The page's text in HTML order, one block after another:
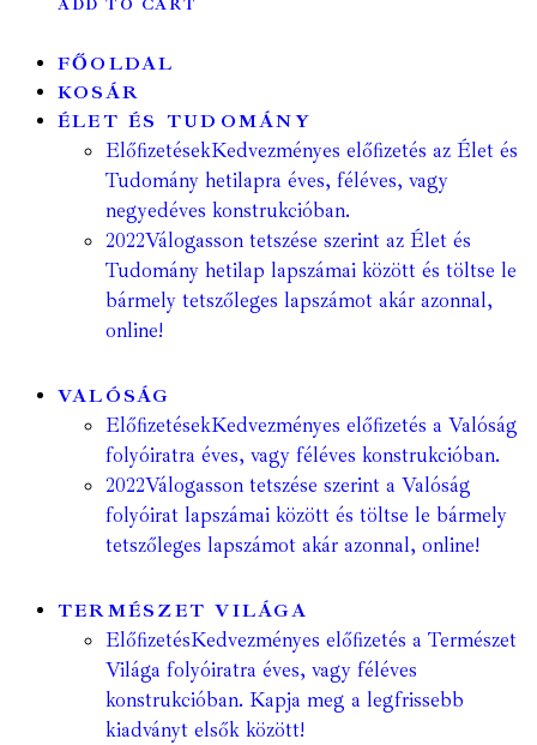
ADD TO CART
FŐOLDAL
KOSÁR
ÉLET ÉS TUDOMÁNY
ElőfizetésekKedvezményes előfizetés az Élet és
Tudomány hetilapra éves, féléves, vagy
negyedéves konstrukcióban.
2022Válogasson tetszése szerint az Élet és
Tudomány hetilap lapszámai között és töltse le
bármely tetszőleges lapszámot akár azonnal,
online!
VALÓSÁG
ElőfizetésekKedvezményes előfizetés a Valóság
folyóiratra éves, vagy féléves konstrukcióban.
2022Válogasson tetszése szerint a Valóság
folyóirat lapszámai között és töltse le bármely
tetszőleges lapszámot akár azonnal, online!
TERMÉSZET VILÁGA
ElőfizetésKedvezményes előfizetés a Természet
Világa folyóiratra éves, vagy féléves
konstrukcióban. Kapja meg a legfrissebb
kiadványt elsők között!